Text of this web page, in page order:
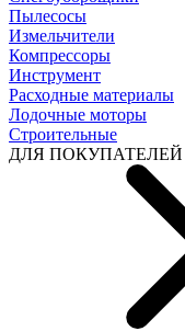
Пылесосы
Измельчители
Компрессоры
Инструмент
Расходные материалы
Лодочные моторы
Строительные
ДЛЯ ПОКУПАТЕЛЕЙ